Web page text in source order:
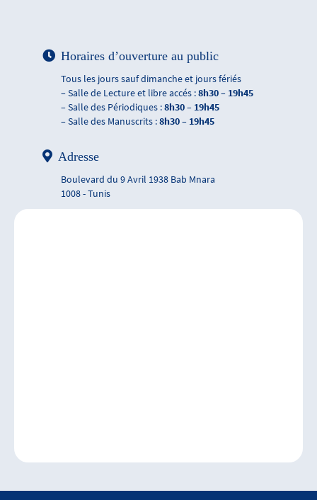
Horaires d’ouverture au public
Tous les jours sauf dimanche et jours fériés
– Salle de Lecture et libre accés :8h30 – 19h45
– Salle des Périodiques :8h30 – 19h45
– Salle des Manuscrits :8h30 – 19h45
Adresse
Boulevard du 9 Avril 1938 Bab Mnara
1008 - Tunis